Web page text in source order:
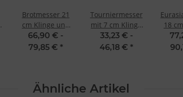
Brotmesser 21
cm Klinge und
Wellenschliff
von Premier
66,90 € -
79,85 € *
Tourniermesser
mit 7 cm Klinge
von Premier
Plus von Dick
33,23 € -
46,18 € *
18
von
Ähnliche Artikel
abfragen